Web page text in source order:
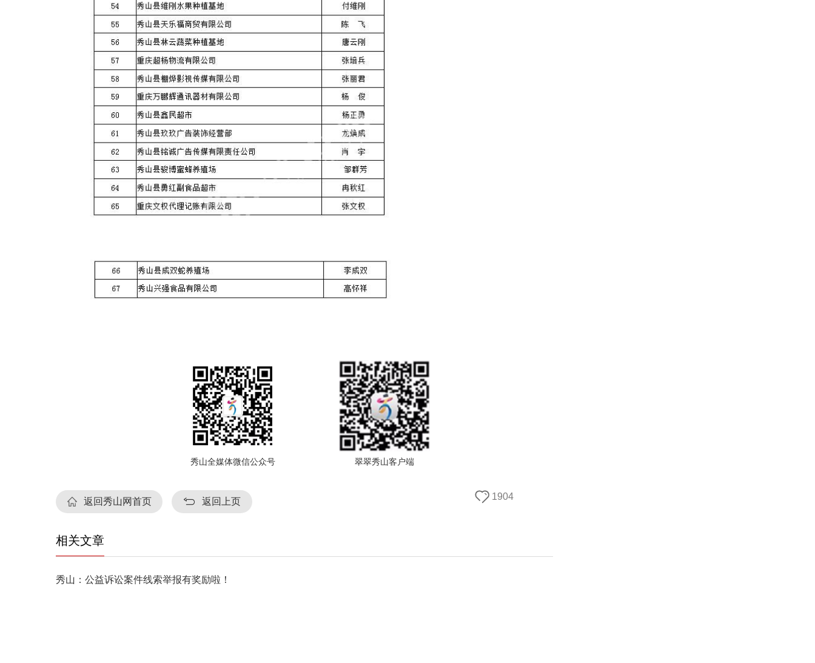
秀山全媒体微信公众号 翠翠秀山客户端
返回秀山网首页 返回上页 1904
相关文章
秀山：公益诉讼案件线索举报有奖励啦！